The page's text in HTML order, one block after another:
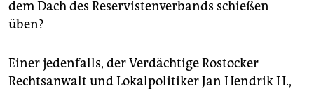
dem Dach des Reservistenverbands schießen
üben?
Einer jedenfalls, der Verdächtige Rostocker
Rechtsanwalt und Lokalpolitiker Jan Hendrik H.,